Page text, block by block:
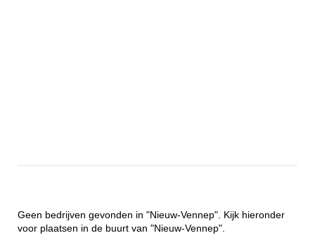
Geen bedrijven gevonden in "Nieuw-Vennep". Kijk hieronder
voor plaatsen in de buurt van "Nieuw-Vennep".